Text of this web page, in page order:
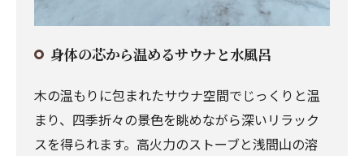
身体の芯から温めるサウナと水風呂
木の温もりに包まれたサウナ空間でじっくりと温
まり、四季折々の景色を眺めながら深いリラック
スを得られます。高火力のストーブと浅間山の溶